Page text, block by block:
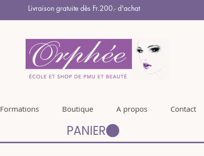
Livraison gratuite dès Fr.200.- d'achat
Formations Boutique A propos Contact
PANIER